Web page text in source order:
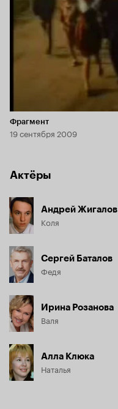
Длительность 2 мин
Фрагмент
19 сентября 2009
Актёры
Андрей Жигалов
Коля
Сергей Баталов
Федя
Ирина Розанова
Валя
Алла Клюка
Наталья